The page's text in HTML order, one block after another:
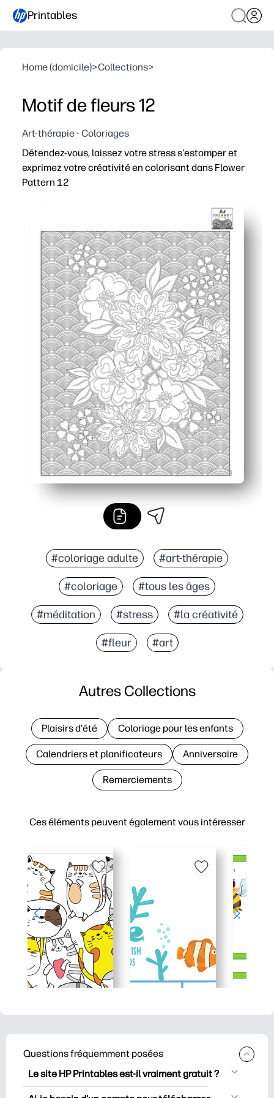
Printables
Home (domicile)>Collections>
Motif de fleurs 12
Art-thérapie - Coloriages
Détendez-vous, laissez votre stress s'estomper et
exprimez votre créativité en colorisant dans Flower
Pattern 12
Imprimez en quelques minutes - aucune préparation
Les répétitions florales apaisantes vous aident à
Permet un contrôle du moteur fin et une confiance
Facile à partager - imprimez plusieurs copies pour
#coloriage adulte #art-thérapie
#coloriage #tous les âges
#méditation #stress #la créativité
#fleur #art
Ces éléments peuvent également vous intéresser
Autres Collections
Plaisirs d'été Coloriage pour les enfants
Calendriers et planificateurs Anniversaire
Remerciements
Questions fréquemment posées
Le site HP Printables est-il vraiment gratuit ?
HP Printables propose plus de 2500